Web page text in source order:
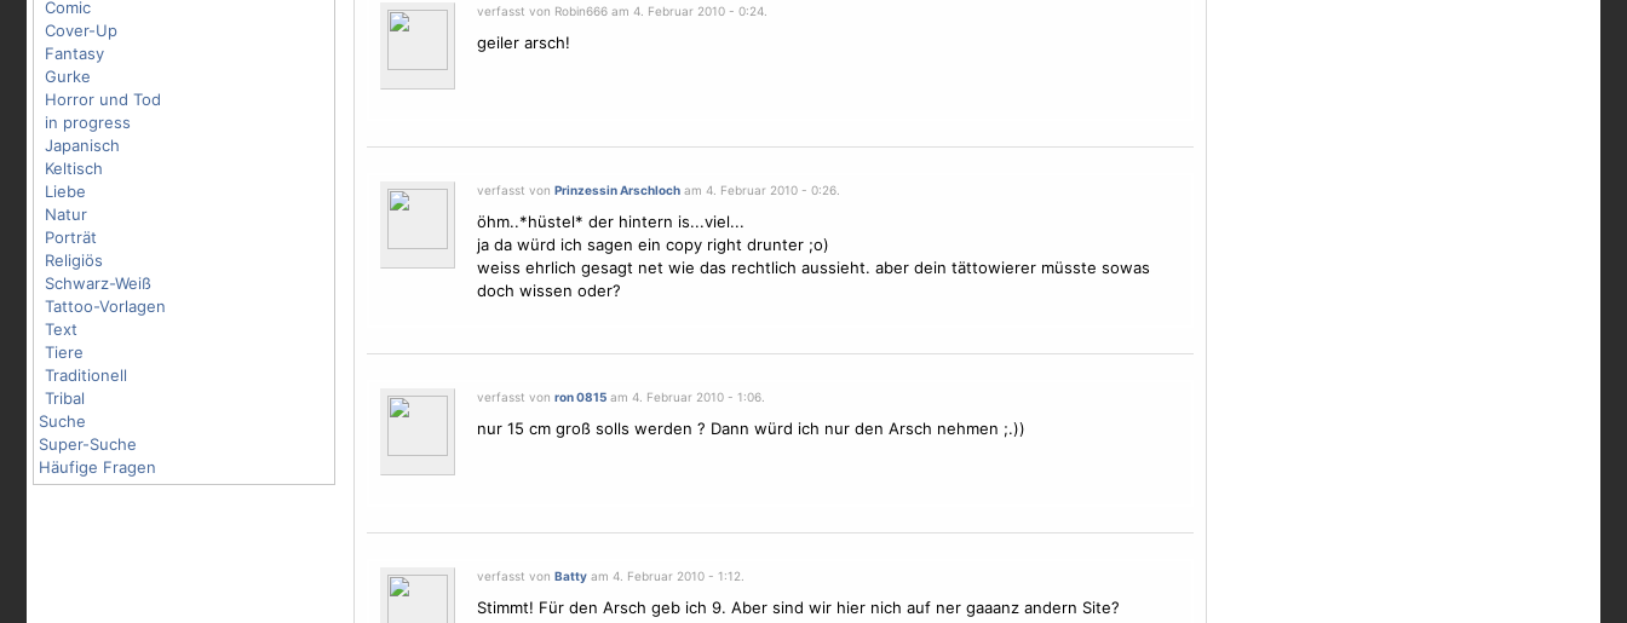
Comic
Cover-Up
Fantasy
Gurke
Horror und Tod
in progress
Japanisch
Keltisch
Liebe
Natur
Porträt
Religiös
Schwarz-Weiß
Tattoo-Vorlagen
Text
Tiere
Traditionell
Tribal
Suche
Super-Suche
Häufige Fragen
verfasst von Robin666 am 4. Februar 2010 - 0:24.
geiler arsch!
verfasst von Prinzessin Arschlocham 4. Februar 2010 - 0:26.
öhm..*hüstel* der hintern is...viel...
ja da würd ich sagen ein copy right drunter ;o)
weiss ehrlich gesagt net wie das rechtlich aussieht. aber dein tättowierer müsste sowas
doch wissen oder?
verfasst von ron 0815am 4. Februar 2010 - 1:06.
nur 15 cm groß solls werden ? Dann würd ich nur den Arsch nehmen ;.))
verfasst von Battyam 4. Februar 2010 - 1:12.
Stimmt! Für den Arsch geb ich 9. Aber sind wir hier nich auf ner gaaanz andern Site?